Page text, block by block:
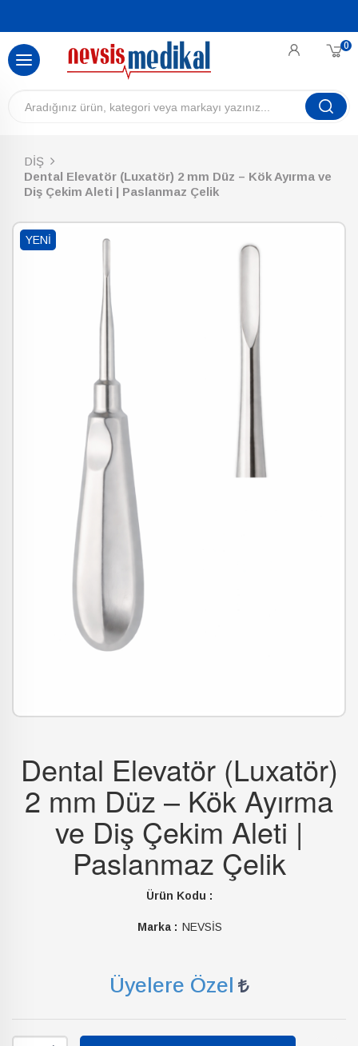
0
DİŞ
Dental Elevatör (Luxatör) 2 mm Düz – Kök Ayırma ve
Diş Çekim Aleti | Paslanmaz Çelik
YENI
Dental Elevatör (Luxatör)
2 mm Düz – Kök Ayırma
ve Diş Çekim Aleti |
Paslanmaz Çelik
Ürün Kodu :
Marka : NEVSİS
Üyelere Özel